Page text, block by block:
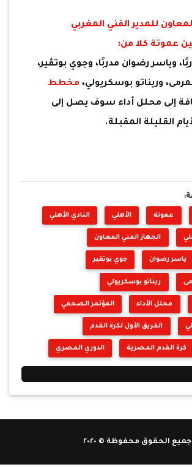
للمدير الفني المغربي
عموتة كلا من:
وياسر رضوان مدربًا، وجوي بوتڤير،
وريناتو بوسكريولي، مخطط
إلى محلل أداء سوف يصل إلى
القليلة المقبلة.
عموتة الأهلي النادي الأهلي
الجهاز الفني المعاون
ياسر رضوان جوي بوتڤير
ريناتو بوسكريولي
محلل الأداء المؤتمر الصحفي
الفريق الأول لكرة القدم
كرة القدم المصرية الدوري المصري
جميع الحقوق محفوظة © ٢٠٢٠